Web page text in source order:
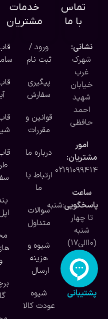
تماس
با ما
نشانی:
شهرک
غرب
خیابان
شهید
احمد
حافظی
امور
مشتریان:
02191099414
ساعت
پاسخگویی:شنبه
تا چهار
شنبه
(10الی17)
پشتیبانی
خدمات
مشتریان
ورود /
ثبت نام
پیگیری
سفارش
قوانین و
مقررات
درباره ما
ارتباط با
ما
سوالات
متداول
شیوه و
هزینه
ارسال
شیوه
عودت کالا